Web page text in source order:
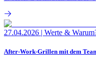
27.04.2026 | Werte &
After-Work-Grillen mit dem